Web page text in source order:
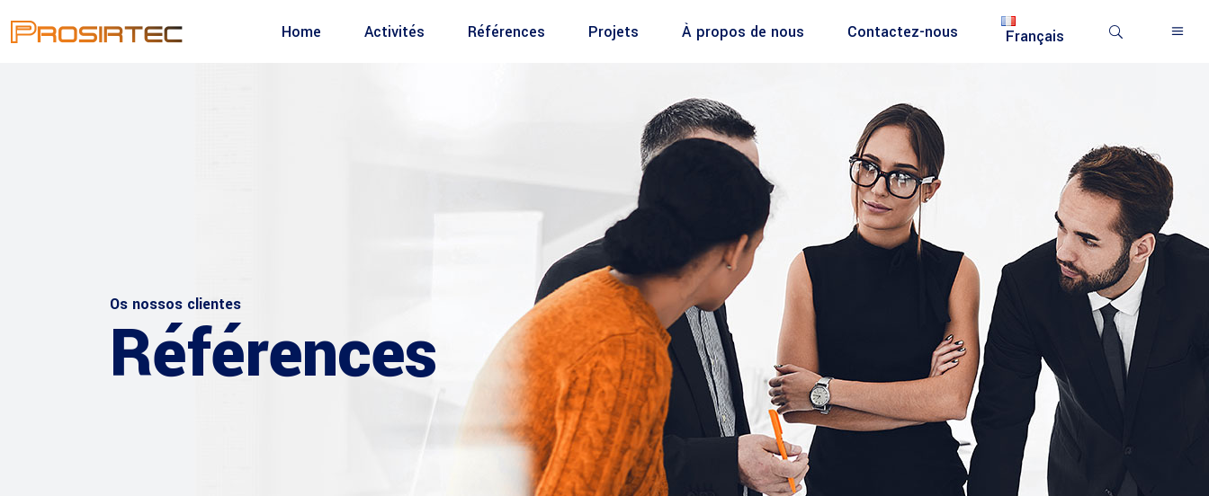
Home Activités Références Projets À propos de nous Contactez-nous Français
Os nossos clientes
Références